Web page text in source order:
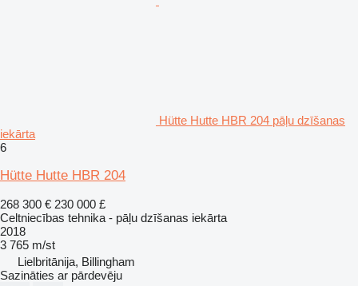
Hütte Hutte HBR 204 pāļu dzīšanas
iekārta
6
Hütte Hutte HBR 204
268 300 € 230 000 £
Celtniecības tehnika - pāļu dzīšanas iekārta
2018
3 765 m/st
Lielbritānija, Billingham
Sazināties ar pārdevēju